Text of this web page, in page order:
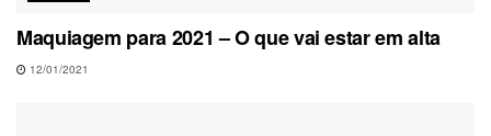
Maquiagem para 2021 – O que vai estar em alta
12/01/2021